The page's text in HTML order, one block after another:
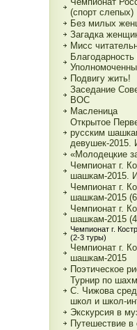
(спорт слепых)
Без милых
Загадка
Мисс
Подвигу жить!
Заседание
ВОС
Масленица
Открытое
русским
девушек-2015.
«Молодецкие
Чемпионат г.
шашкам-2015.
Чемпионат г.
шашкам-2015
Чемпионат г.
шашкам-2015
Чемпионат г.
(2-3 туры)
Чемпионат г.
шашкам-2015
Поэтическое
Турнир по
С. Чижова
школ и школ-
Экскурсия в
Путешествие в